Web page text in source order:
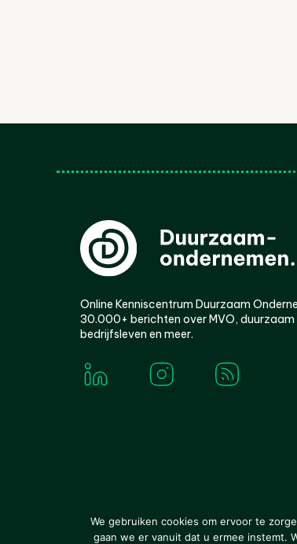
Online Kenniscentrum Duurzaam
30.000+ berichten over MVO,
bedrijfsleven en meer.
© 2000-2026 Van der Molen EIS Colofon
We gebruiken cookies om ervoor te
gaan we er vanuit dat u ermee instemt.